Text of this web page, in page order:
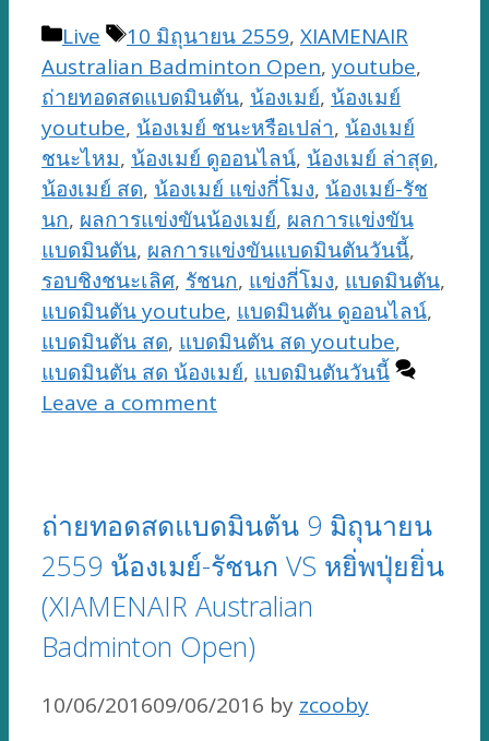
Categories
Live Tags
10 มิถุนายน 2559, XIAMENAIR
Australian Badminton Open, youtube,
ถ่ายทอดสดแบดมินตัน, น้องเมย์, น้องเมย์
youtube, น้องเมย์ ชนะหรือเปล่า, น้องเมย์
ชนะไหม, น้องเมย์ ดูออนไลน์, น้องเมย์ ล่าสุด,
น้องเมย์ สด, น้องเมย์ แข่งกี่โมง, น้องเมย์-รัช
นก, ผลการแข่งขันน้องเมย์, ผลการแข่งขัน
แบดมินตัน, ผลการแข่งขันแบดมินตันวันนี้,
รอบชิงชนะเลิศ, รัชนก, แข่งกี่โมง, แบดมินตัน,
แบดมินตัน youtube, แบดมินตัน ดูออนไลน์,
แบดมินตัน สด, แบดมินตัน สด youtube,
แบดมินตัน สด น้องเมย์, แบดมินตันวันนี้
Leave a comment
ถ่ายทอดสดแบดมินตัน 9 มิถุนายน
2559 น้องเมย์-รัชนก VS หยิ่พปุ่ยยิ่น
(XIAMENAIR Australian
Badminton Open)
10/06/201609/06/2016 by zcooby